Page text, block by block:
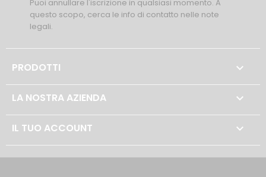
Puoi annullare l'iscrizione in qualsiasi momento. A
questo scopo, cerca le info di contatto nelle note
legali.
PRODOTTI 
LA NOSTRA AZIENDA 
IL TUO ACCOUNT 